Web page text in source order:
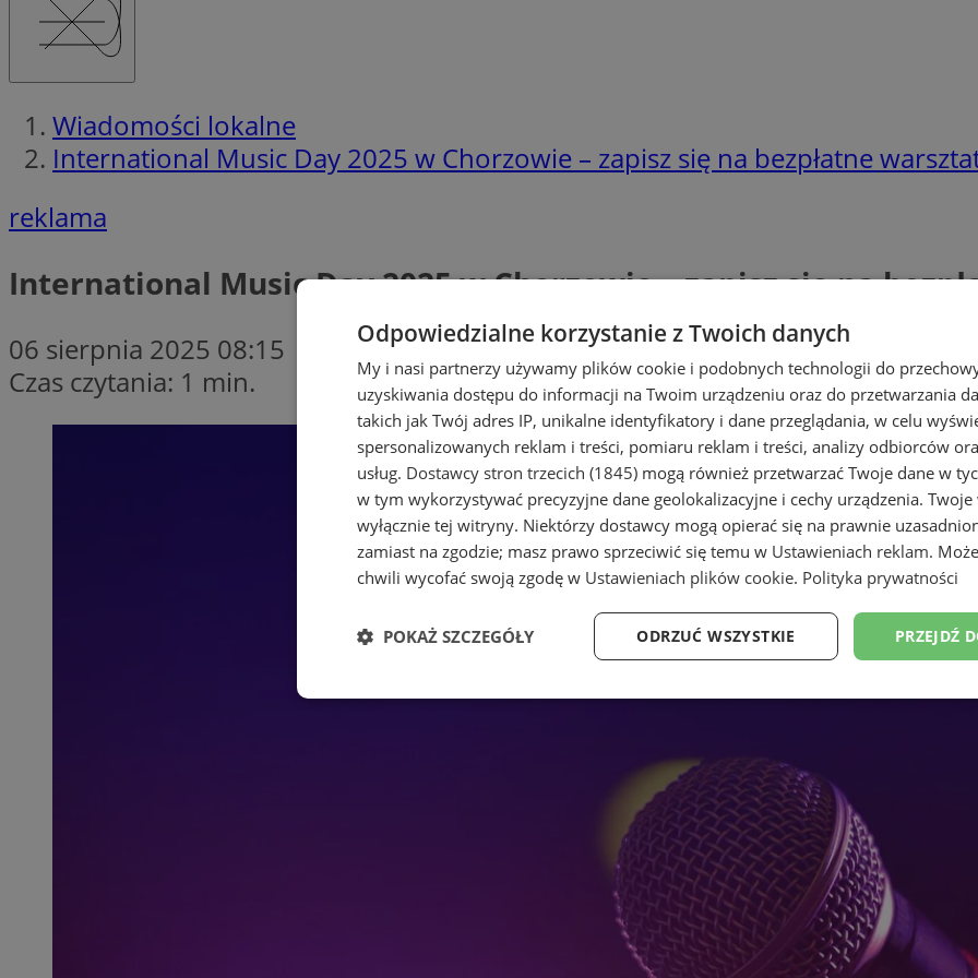
Wiadomości lokalne
International Music Day 2025 w Chorzowie – zapisz się na bezpłatne
reklama
International Music Day 2025 w Chorzowie – zapisz się na
06 sierpnia 2025 08:15
Czas czytania: 1 min.
Odpowiedzialne korzystanie z Twoich danych
My i nasi partnerzy używamy plików cookie i podobnych technologii do
uzyskiwania dostępu do informacji na Twoim urządzeniu oraz do przetwarzania
takich jak Twój adres IP, unikalne identyfikatory i dane przeglądania, w celu
spersonalizowanych reklam i treści, pomiaru reklam i treści, analizy odbiorców
usług. Dostawcy stron trzecich (1845) mogą również przetwarzać Twoje dane w
w tym wykorzystywać precyzyjne dane geolokalizacyjne i cechy urządzenia.
wyłącznie tej witryny. Niektórzy dostawcy mogą opierać się na prawnie
zamiast na zgodzie; masz prawo sprzeciwić się temu w Ustawieniach reklam.
chwili wycofać swoją zgodę w Ustawieniach plików cookie. Polityka prywatności
PRZEJDŹ
ODRZUĆ WSZYSTKIE
POKAŻ SZCZEGÓŁY
Niezbędne Wydajność Targetowanie Funkcjonalność
Targetowanie Funkcjonalność
Niezbędne pliki cookie umożliwiają korzystanie z podstawowych funkcji strony internetowej, takich jak
zarządzanie kontem. Bez niezbędnych plików cookie nie można prawidłowo korzystać ze strony
Domena
Okres
przechowywania
Opis